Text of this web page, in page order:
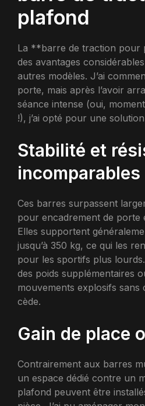
plafond
La **barre de traction pour
des avantages
autres modèles. J’ai
porte, mais après l’avoir
séance intense (oui,
!), j’ai opté pour une
Stabilité et
incomparables
Ces barres surpassent
pour encadrement de porte
Elles supportent
jusqu’à 350 kg, ce qui les
pour les sportifs plus
des poids supplémentaires
mouvements explosifs sans
cède.
Gain de place
Contrairement aux barres
un espace dédié contre un
plafond peuvent être